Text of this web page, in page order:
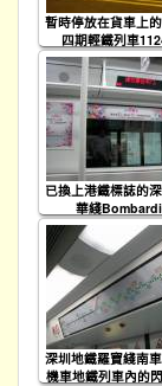
暫時停放在貨車上
四期輕鐵列車
已換上港鐵標誌的
華綫
深圳地鐵羅寶綫南
機車地鐵列車內的